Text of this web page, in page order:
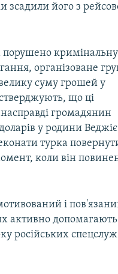
зсадили його з
кримінальну
організоване
суму грошей у
що ці
громадянин
у родини
турка
коли він
і
активно допомагають
російських